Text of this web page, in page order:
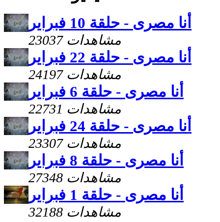
أنا مصرى - حلقة 10 فبراير
23037 مشاهدات
أنا مصرى - حلقة 22 فبراير
24197 مشاهدات
أنا مصرى - حلقة 6 فبراير
22731 مشاهدات
أنا مصرى - حلقة 24 فبراير
23307 مشاهدات
أنا مصرى - حلقة 8 فبراير
27348 مشاهدات
أنا مصرى - حلقة 1 فبراير
32188 مشاهدات